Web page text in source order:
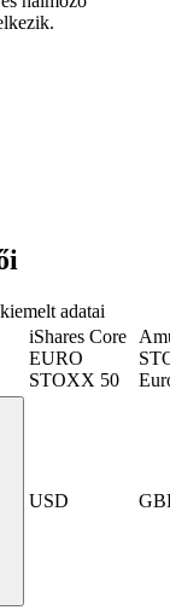
adatai
iShares Core
EURO
STOXX 50
USD